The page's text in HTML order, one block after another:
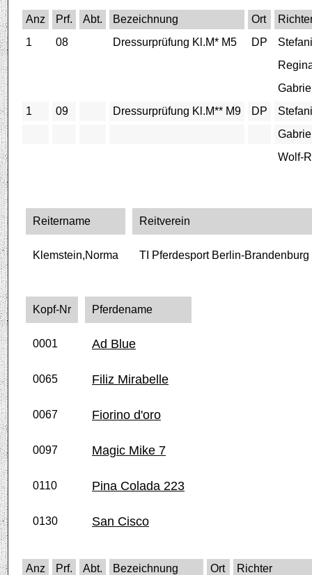
Anz Prf. Abt. Bezeichnung Ort
1
08 Dressurprüfung Kl.M* M5 DP
1
09 Dressurprüfung Kl.M** M9 DP
Wolf-
Reitername Reitverein
Klemstein,Norma TI Pferdesport Berlin-Brandenburg
Kopf-Nr Pferdename
0001 Ad Blue
0065 Filiz Mirabelle
0067 Fiorino d'oro
0097 Magic Mike 7
0110 Pina Colada 223
0130 San Cisco
Anz Prf. Abt. Bezeichnung Ort
Richter